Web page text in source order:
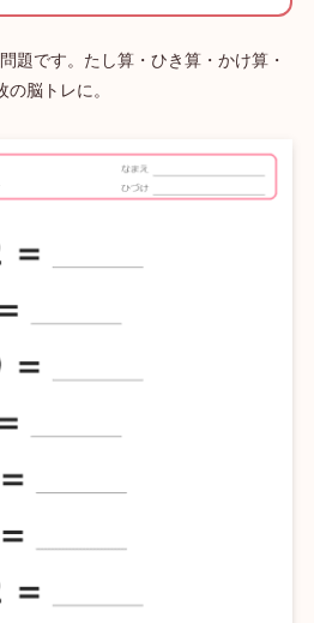
題です。たし算・ひき算・かけ算・
脳トレに。